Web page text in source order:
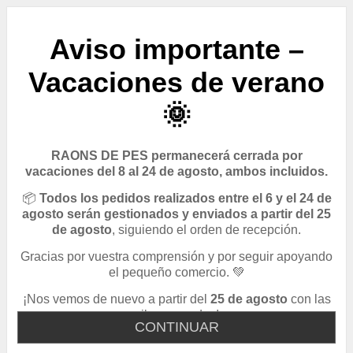
CONTINUAR
Aviso importante –
Vacaciones de verano
🌞
RAONS DE PES permanecerá cerrada por
vacaciones del 8 al 24 de agosto, ambos incluidos.
📦 Todos los pedidos realizados entre el 6 y el 24 de
agosto serán gestionados y enviados a partir del 25
de agosto, siguiendo el orden de recepción.
Gracias por vuestra comprensión y por seguir apoyando
el pequeño comercio. 💚
¡Nos vemos de nuevo a partir del 25 de agosto con las
pilas cargadas!